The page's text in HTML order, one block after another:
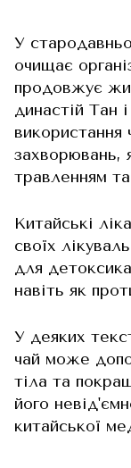
У
очищає
продовжує
династій Тан
використання
захворювань,
травленням
Китайські
своїх
для
навіть як
У деяких
чай може
тіла та
його
китайської